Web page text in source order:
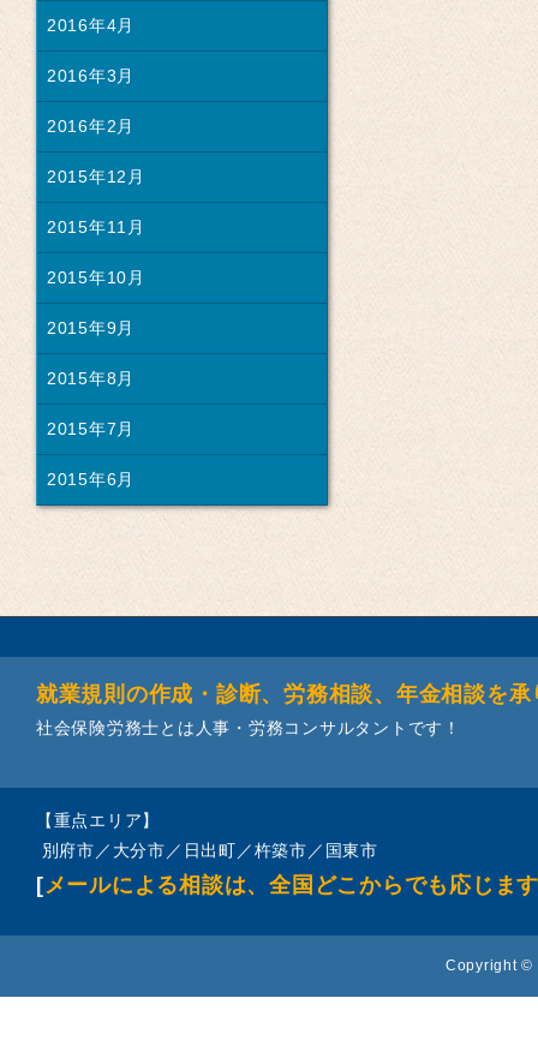
2016年4月
2016年3月
2016年2月
2015年12月
2015年11月
2015年10月
2015年9月
2015年8月
2015年7月
2015年6月
就業規則の作成・診断、労務相談、年金相談を承
社会保険労務士とは人事・労務コンサルタントです！
【重点エリア】
別府市／大分市／日出町／杵築市／国東市
[メールによる相談は、全国どこからでも応じま
Copyright ©